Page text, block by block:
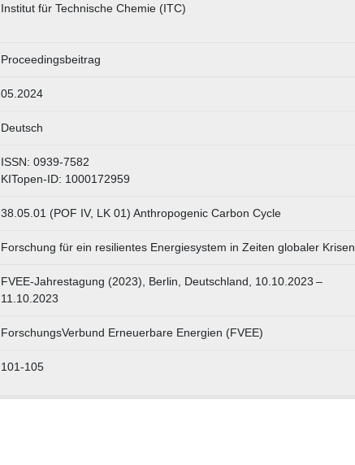
Institut für Technische Chemie (ITC)
Proceedingsbeitrag
05.2024
Deutsch
ISSN: 0939-7582
KITopen-ID: 1000172959
38.05.01 (POF IV, LK 01) Anthropogenic Carbon Cycle
Forschung für ein resilientes Energiesystem in Zeiten globaler Krisen
FVEE-Jahrestagung (2023), Berlin, Deutschland, 10.10.2023 –
11.10.2023
ForschungsVerbund Erneuerbare Energien (FVEE)
101-105